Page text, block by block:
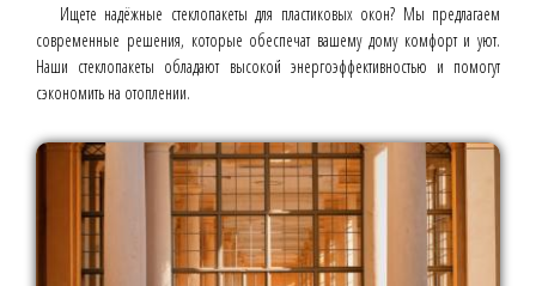
Ищете надёжные стеклопакеты для пластиковых окон? Мы предлагаем
современные решения, которые обеспечат вашему дому комфорт и уют.
Наши стеклопакеты обладают высокой энергоэффективностью и помогут
сэкономить на отоплении.